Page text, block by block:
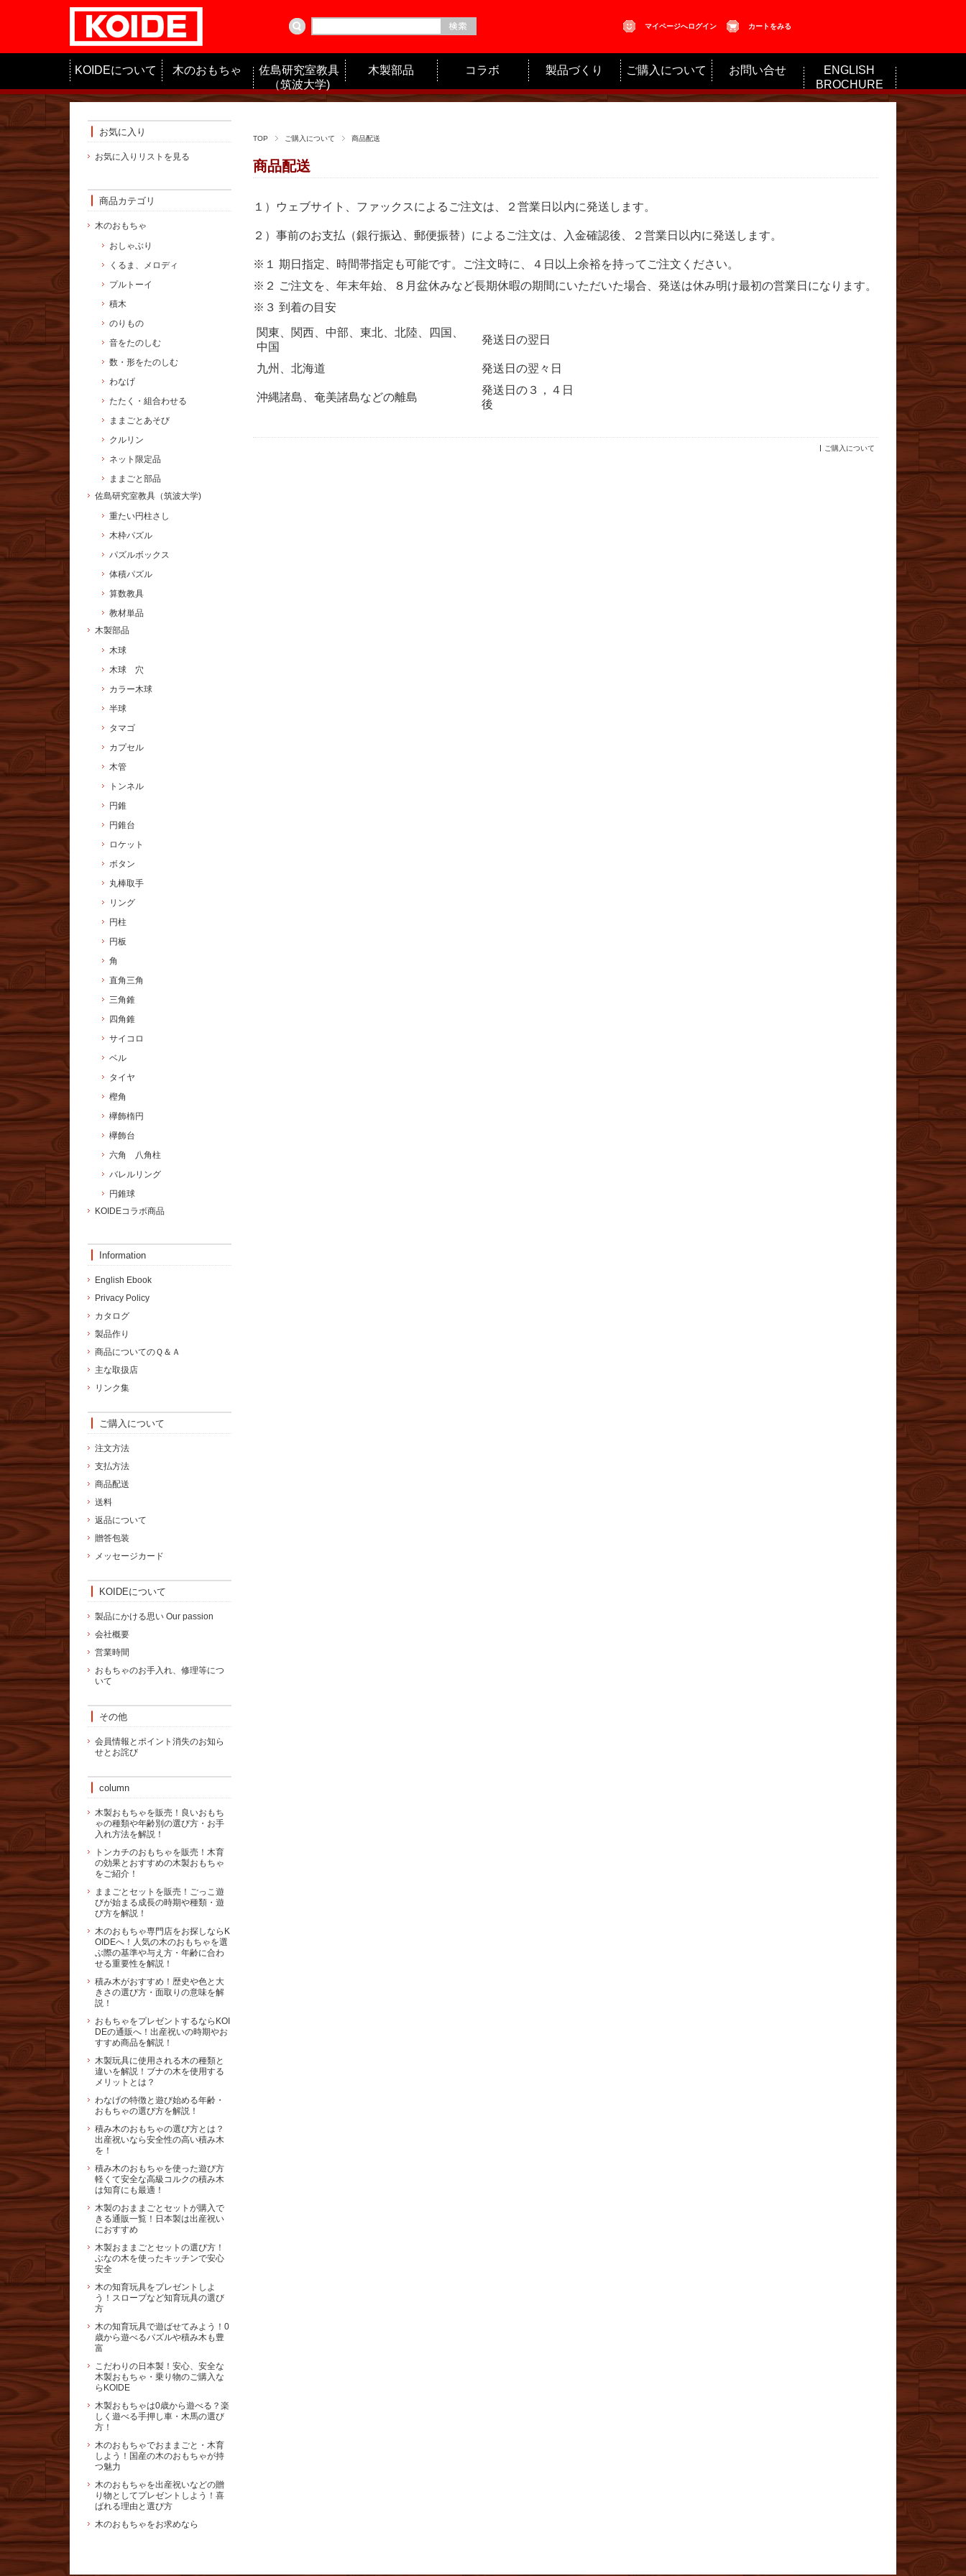
マイページへログイン カートをみる
KOIDEについて 木のおもちゃ
佐島研究室教具
（筑波大学)
木製部品 コラボ 製品づくり ご購入について お問い合せ
ENGLISH
BROCHURE
TOP ご購入について 商品配送
商品配送
１）ウェブサイト、ファックスによるご注文は、２営業日以内に発送します。
２）事前のお支払（銀行振込、郵便振替）によるご注文は、入金確認後、２営業日以内に発送します。
※１ 期日指定、時間帯指定も可能です。ご注文時に、４日以上余裕を持ってご注文ください。
※２ ご注文を、年末年始、８月盆休みなど長期休暇の期間にいただいた場合、発送は休み明け最初の営業日になります。
※３ 到着の目安
関東、関西、中部、東北、北陸、四国、
中国
発送日の翌日
九州、北海道 発送日の翌々日
沖縄諸島、奄美諸島などの離島
発送日の３，４日
後
ご購入について
お気に入り
お気に入りリストを見る
商品カテゴリ
木のおもちゃ
おしゃぶり
くるま、メロディ
プルトーイ
積木
のりもの
音をたのしむ
数・形をたのしむ
わなげ
たたく・組合わせる
ままごとあそび
クルリン
ネット限定品
ままごと部品
佐島研究室教具（筑波大学)
重たい円柱さし
木枠パズル
パズルボックス
体積パズル
算数教具
教材単品
木製部品
木球
木球 穴
カラー木球
半球
タマゴ
カプセル
木管
トンネル
円錐
円錐台
ロケット
ボタン
丸棒取手
リング
円柱
円板
角
直角三角
三角錐
四角錐
サイコロ
ベル
タイヤ
樫角
欅飾楕円
欅飾台
六角 八角柱
バレルリング
円錐球
KOIDEコラボ商品
Information
English Ebook
Privacy Policy
カタログ
製品作り
商品についてのＱ＆Ａ
主な取扱店
リンク集
ご購入について
注文方法
支払方法
商品配送
送料
返品について
贈答包装
メッセージカード
KOIDEについて
製品にかける思い Our passion
会社概要
営業時間
おもちゃのお手入れ、修理等につ
いて
その他
会員情報とポイント消失のお知ら
せとお詫び
column
木製おもちゃを販売！良いおもち
ゃの種類や年齢別の選び方・お手
入れ方法を解説！
トンカチのおもちゃを販売！木育
の効果とおすすめの木製おもちゃ
をご紹介！
ままごとセットを販売！ごっこ遊
びが始まる成長の時期や種類・遊
び方を解説！
木のおもちゃ専門店をお探しならK
OIDEへ！人気の木のおもちゃを選
ぶ際の基準や与え方・年齢に合わ
せる重要性を解説！
積み木がおすすめ！歴史や色と大
きさの選び方・面取りの意味を解
説！
おもちゃをプレゼントするならKOI
DEの通販へ！出産祝いの時期やお
すすめ商品を解説！
木製玩具に使用される木の種類と
違いを解説！ブナの木を使用する
メリットとは？
わなげの特徴と遊び始める年齢・
おもちゃの選び方を解説！
積み木のおもちゃの選び方とは？
出産祝いなら安全性の高い積み木
を！
積み木のおもちゃを使った遊び方
軽くて安全な高級コルクの積み木
は知育にも最適！
木製のおままごとセットが購入で
きる通販一覧！日本製は出産祝い
におすすめ
木製おままごとセットの選び方！
ぶなの木を使ったキッチンで安心
安全
木の知育玩具をプレゼントしよ
う！スロープなど知育玩具の選び
方
木の知育玩具で遊ばせてみよう！0
歳から遊べるパズルや積み木も豊
富
こだわりの日本製！安心、安全な
木製おもちゃ・乗り物のご購入な
らKOIDE
木製おもちゃは0歳から遊べる？楽
しく遊べる手押し車・木馬の選び
方！
木のおもちゃでおままごと・木育
しよう！国産の木のおもちゃが持
つ魅力
木のおもちゃを出産祝いなどの贈
り物としてプレゼントしよう！喜
ばれる理由と選び方
木のおもちゃをお求めなら